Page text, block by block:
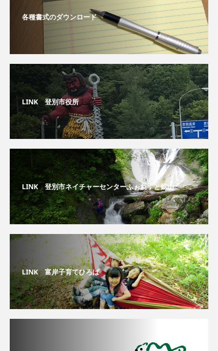
各種書式のダウンロード
LINK 登別市役所
LINK 登別市ネイチャーセンターふぉれすと鉱山
LINK 富岸子育てひろば